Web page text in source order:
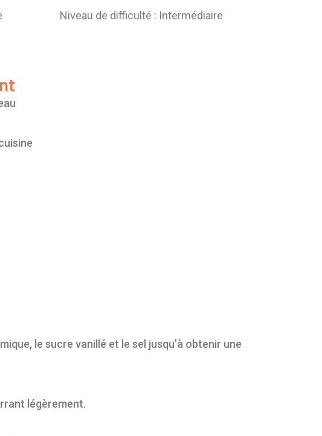
Niveau de difficulté : Intermédiaire
le sucre vanillé et le sel jusqu’à obtenir une
légèrement.